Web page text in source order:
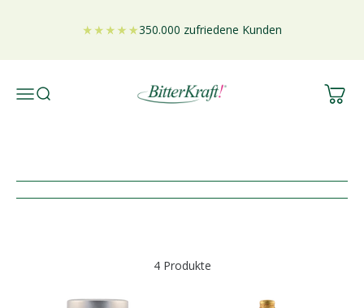
350.000 zufriedene Kunden
Navigationsmenü öffnen
Suche öffnen Bitterkraft GmbH
4 Produkte